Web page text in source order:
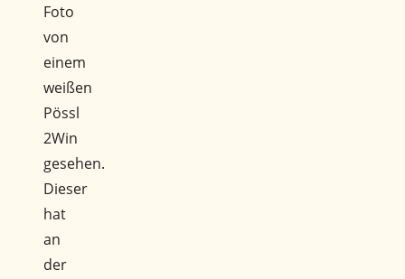
Foto
von
einem
weißen
Pössl
2Win
gesehen.
Dieser
hat
an
der